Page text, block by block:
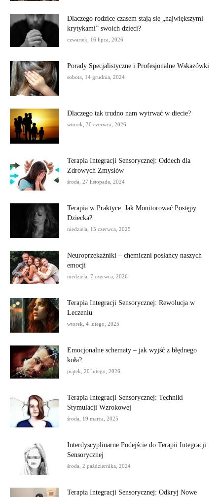
Dlaczego rodzice czasem stają się „największymi
krytykami” swoich dzieci?
czwartek, 16 lipca, 2026
Porady Specjalistyczne i Profesjonalne Wskazówki
sobota, 14 grudnia, 2024
Dlaczego tak trudno nam wytrwać w diecie?
wtorek, 30 czerwca, 2026
Terapia Integracji Sensorycznej: Oddech dla
Zdrowych Zmysłów
środa, 27 listopada, 2024
Terapia w Praktyce: Jak Monitorować Postępy
Dziecka?
niedziela, 15 czerwca, 2025
Neuroprzekaźniki – chemiczni posłańcy naszych
emocji
niedziela, 7 czerwca, 2026
Terapia Integracji Sensorycznej: Rewolucja w
Leczeniu
wtorek, 4 lutego, 2025
Emocjonalne schematy – jak wyjść z błędnego
koła?
piątek, 20 lutego, 2026
Terapia Integracji Sensorycznej: Techniki
Stymulacji Wzrokowej
środa, 19 marca, 2025
Interdyscyplinarne Podejście do Terapii Integracji
Sensorycznej
środa, 2 października, 2024
Terapia Integracji Sensorycznej: Odkryj Nowe